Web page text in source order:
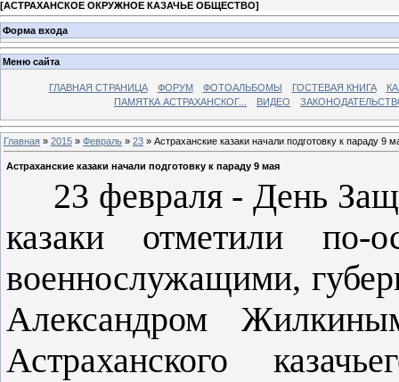
[АСТРАХАНСКОЕ ОКРУЖНОЕ КАЗАЧЬЕ ОБЩЕСТВО]
Форма входа
Меню сайта
ГЛАВНАЯ СТРАНИЦА ФОРУМ ФОТОАЛЬБОМЫ ГОСТЕВАЯ КНИГА
ПАМЯТКА АСТРАХАНСКОГ...
ВИДЕО
Главная » 2015 » Февраль » 23 » Астраханские казаки начали подготовку к параду 9
Астраханские казаки начали подготовку к параду 9 мая
23 февраля - День
казаки отметили
военнослужащими,
Александром
Астраханского